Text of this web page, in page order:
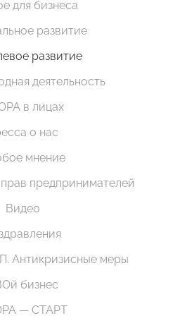
для бизнеса
развитие
развитие
деятельность
в лицах
о нас
мнение
предпринимателей
Видео
Антикризисные меры
бизнес
— СТАРТ